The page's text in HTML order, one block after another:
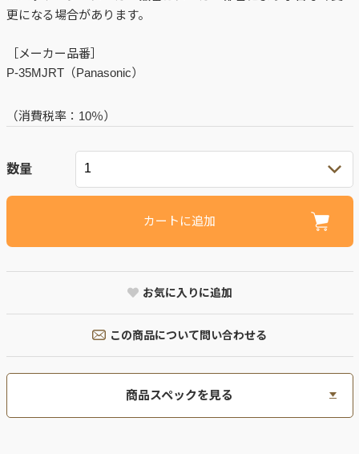
更になる場合があります。
［メーカー品番］
P-35MJRT（Panasonic）
（消費税率： 10％）
数量
カートに追加
お気に入りに追加
この商品について問い合わせる
商品スペックを見る